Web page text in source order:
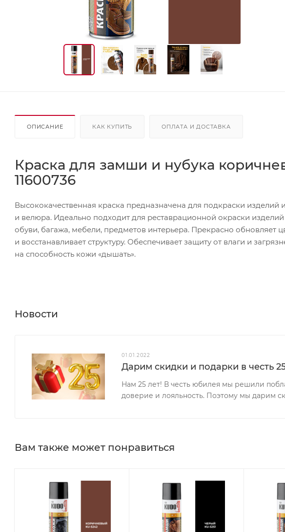
ОПИСАНИЕ КАК КУПИТЬ ОПЛАТА И ДОСТАВКА
Краска для замши и нубука
11600736
Высококачественная краска предназначена для подкраски изделий
и велюра. Идеально подходит для реставрационной окраски
обуви, багажа, мебели, предметов интерьера. Прекрасно обновляет
и восстанавливает структуру. Обеспечивает защиту от влаги и
на способность кожи «дышать».
Новости
01.01.2022
Дарим скидки и подарки в честь
Нам 25 лет! В честь юбилея мы решили
доверие и лояльность. Поэтому мы дарим
Вам также может понравиться